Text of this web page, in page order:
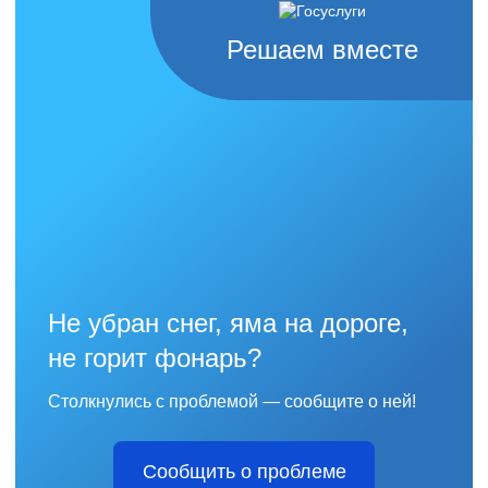
Решаем вместе
Не убран снег, яма на дороге,
не горит фонарь?
Столкнулись с проблемой — сообщите о ней!
Сообщить о проблеме